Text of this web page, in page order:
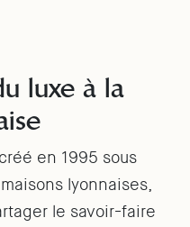
luxe à la
en 1995 sous
lyonnaises,
le savoir-faire